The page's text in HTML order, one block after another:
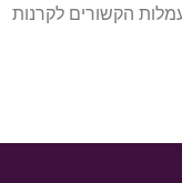
הקשורים לקרנות